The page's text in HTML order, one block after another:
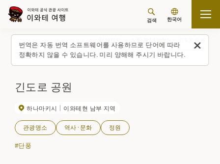
번역은 자동 번역 소프트웨어를 사용하므로 단어에 따라
정확하지 않을 수 있습니다. 미리 양해해 주시기 바랍니다.
검색 한국어
긴도로 공원
하나마키시 이와테현 남부 지역
관광명소 역사·문화 정원
#단풍